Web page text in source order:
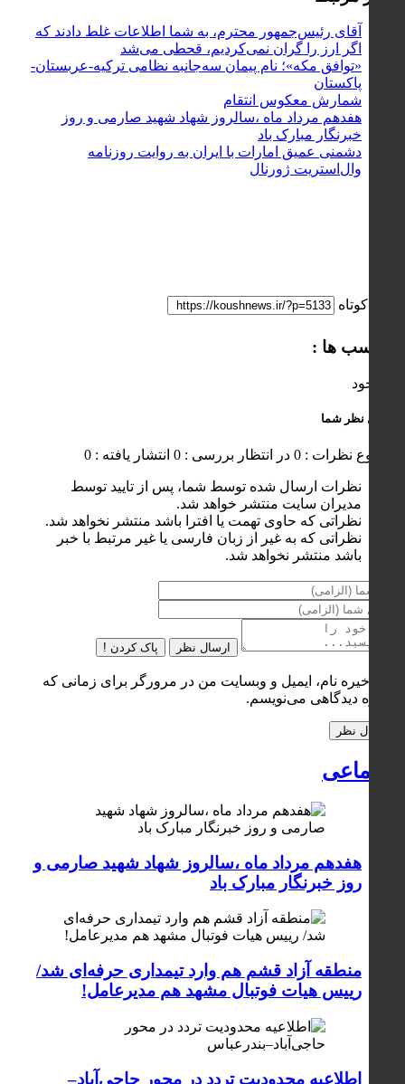
آقای رئیس‌جمهور محترم، به شما اطلاعات غلط دادند که
اگر ارز را گران نمی‌کردیم، قحطی می‌شد
«توافق مکه»؛ نام پیمان سه‌جانبه نظامی ترکیه-عربستان-
پاکستان
شمارش معکوس انتقام
هفدهم مرداد ماه ،سالروز شهاد شهید صارمی و روز
خبرنگار مبارک باد
دشمنی عمیق امارات با ایران به روایت روزنامه
وال‌استریت ژورنال
لینک کوتاه
برچسب ها :
ناموجود
ارسال نظر شما
مجموع نظرات : 0 در انتظار بررسی : 0 انتشار یافته : 0
نظرات ارسال شده توسط شما، پس از تایید توسط
مدیران سایت منتشر خواهد شد.
نظراتی که حاوی تهمت یا افترا باشد منتشر نخواهد شد.
نظراتی که به غیر از زبان فارسی یا غیر مرتبط با خبر
باشد منتشر نخواهد شد.
ارسال نظر پاک کردن !
ذخیره نام، ایمیل و وبسایت من در مرورگر برای زمانی که
دوباره دیدگاهی می‌نویسم.
اجتماعی
هفدهم مرداد ماه ،سالروز شهاد شهید صارمی و
روز خبرنگار مبارک باد
منطقه آزاد قشم هم وارد تیمداری حرفه‌ای شد/
رییس هیات فوتبال مشهد هم مدیرعامل!
اطلاعیه محدودیت تردد در محور حاجی‌آباد–